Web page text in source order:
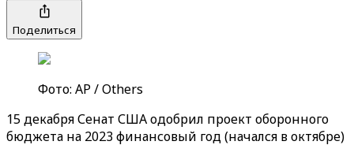
Поделиться
Фото: AP / Others
15 декабря Сенат США одобрил проект оборонного
бюджета на 2023 финансовый год (начался в октябре)